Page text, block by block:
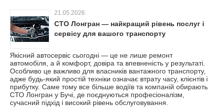
21.05.2026
СТО Лонгран — найкращий рівень послуг і
сервісу для вашого транспорту
Якісний автосервіс сьогодні — це не лише ремонт
автомобіля, а й комфорт, довіра та впевненість у результаті.
Особливо це важливо для власників вантажного транспорту,
адже будь-який простій техніки означає втрату часу, клієнтів і
прибутку. Саме тому все більше водіїв та компаній обирають
СТО Лонгран у Бучі, де поєднуються професіоналізм,
сучасний підхід і високий рівень обслуговування.